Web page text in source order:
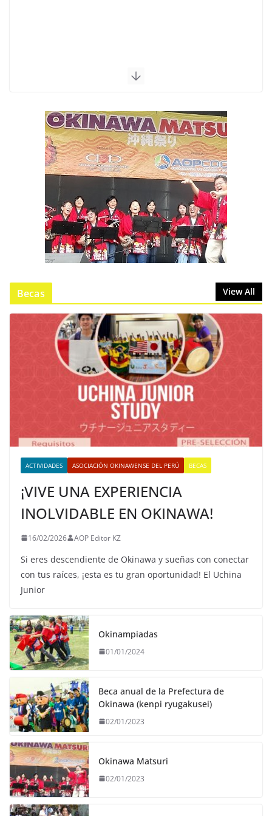
Becas View All
ACTIVIDADES ASOCIACIÓN OKINAWENSE DEL PERÚ BECAS
¡VIVE UNA EXPERIENCIA
INOLVIDABLE EN OKINAWA!
16/02/2026 AOP Editor KZ
Si eres descendiente de Okinawa y sueñas con conectar
con tus raíces, ¡esta es tu gran oportunidad! El Uchina
Junior
Okinampiadas
01/01/2024
Beca anual de la Prefectura de
Okinawa (kenpi ryugakusei)
02/01/2023
Okinawa Matsuri
02/01/2023